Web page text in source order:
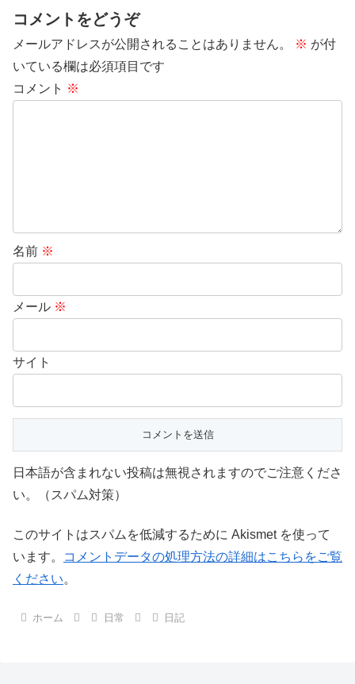
コメントをどうぞ
メールアドレスが公開されることはありません。 ※ が付
いている欄は必須項目です
コメント ※
名前 ※
メール ※
サイト
日本語が含まれない投稿は無視されますのでご注意くださ
い。（スパム対策）
このサイトはスパムを低減するために Akismet を使って
います。
コメントデータの処理方法の詳細はこちらをご覧
ください。
ホーム 日常 日記